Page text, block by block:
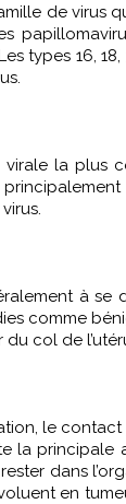
de virus
types 16,
virale la plus
à se
comme
col de
le
la principale
dans
en